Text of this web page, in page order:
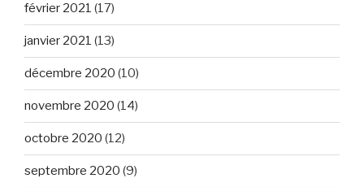
février 2021 (17)
janvier 2021 (13)
décembre 2020 (10)
novembre 2020 (14)
octobre 2020 (12)
septembre 2020 (9)